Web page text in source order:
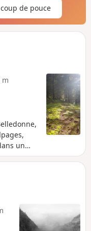
de pouce
m
un
Laux
des
du